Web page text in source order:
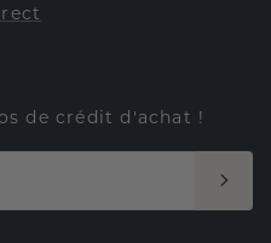
de crédit d'achat !